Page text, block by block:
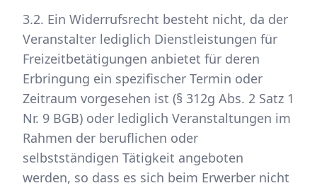
3.2. Ein Widerrufsrecht besteht nicht, da der
Veranstalter lediglich Dienstleistungen für
Freizeitbetätigungen anbietet für deren
Erbringung ein spezifischer Termin oder
Zeitraum vorgesehen ist (§ 312g Abs. 2 Satz 1
Nr. 9 BGB) oder lediglich Veranstaltungen im
Rahmen der beruflichen oder
selbstständigen Tätigkeit angeboten
werden, so dass es sich beim Erwerber nicht